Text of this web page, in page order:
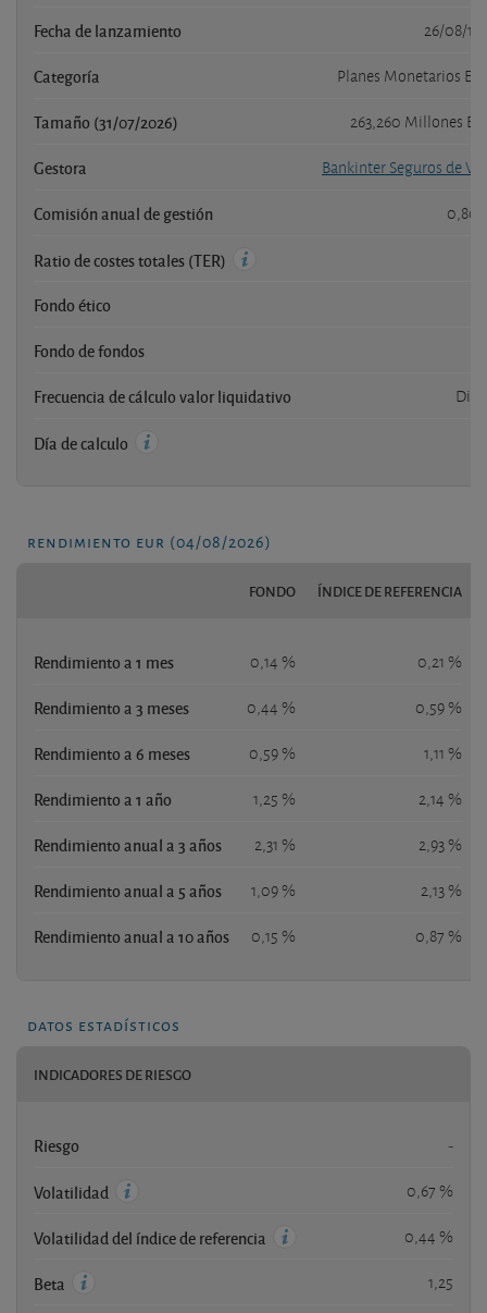
Fecha de lanzamiento 26/08/
Categoría Planes Monetarios
Tamaño (31/07/2026) 263,260 Millones
Gestora Bankinter Seguros de
Comisión anual de gestión 0,80
Ratio de costes totales (TER)
Fondo ético
Fondo de fondos
Frecuencia de cálculo valor liquidativo
Día de calculo
rendimiento eur (04/08/2026)
FONDO ÍNDICE DE REFERENCIA
Rendimiento a 1 mes 0,14 % 0,21 %
Rendimiento a 3 meses 0,44 % 0,59 %
Rendimiento a 6 meses 0,59 % 1,11 %
Rendimiento a 1 año 1,25 % 2,14 %
Rendimiento anual a 3 años 2,31 % 2,93 %
Rendimiento anual a 5 años 1,09 % 2,13 %
Rendimiento anual a 10 años 0,15 % 0,87 %
datos estadísticos
INDICADORES DE RIESGO
Riesgo -
Volatilidad 0,67 %
Volatilidad del índice de referencia 0,44 %
Beta 1,25